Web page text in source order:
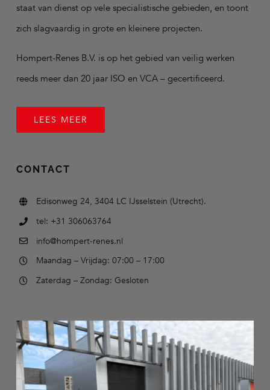
staat van dienst op vele specialistische gebieden, en toont
zich slagvaardig in grote en kleinere projecten.
Hompert-Renes B.V. is op het gebied van veilig werken
reeds meer dan 20 jaar ISO en VCA – gecertificeerd.
LEES MEER
CONTACT
Edisonweg 24, 3404 LC IJsselstein (Utrecht).
tel: +31 306063764
info@hompert-renes.nl
Maandag – Vrijdag: 07:00 – 17:00
Zaterdag – Zondag: Gesloten